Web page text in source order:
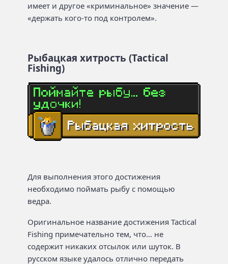
имеет и другое «криминальное» значение —
«держать кого-то под контролем».
Рыбацкая хитрость (Tactical
Fishing)
Для выполнения этого достижения
необходимо поймать рыбу с помощью
ведра.
Оригинальное название достижения Tactical
Fishing примечательно тем, что… не
содержит никаких отсылок или шуток. В
русском языке удалось отлично передать